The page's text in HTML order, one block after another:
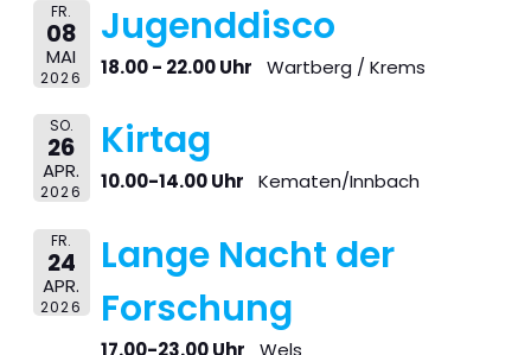
FR.
08
MAI
2026
Jugenddisco
18.00 - 22.00 Uhr Wartberg / Krems
SO.
26
APR.
2026
Kirtag
10.00-14.00 Uhr Kematen/Innbach
FR.
24
APR.
2026
Lange Nacht der
Forschung
17.00-23.00 Uhr Wels